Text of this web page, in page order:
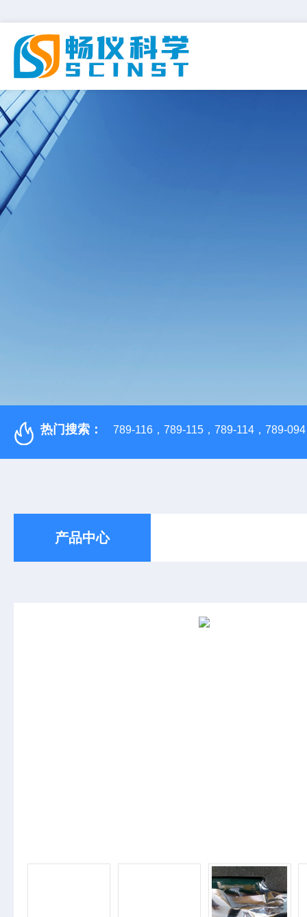
热门搜索： 789-116，789-115，789-114，789-
产品中心